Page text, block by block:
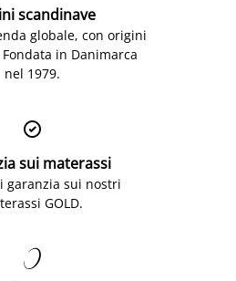
scandinave
globale, con origini
in Danimarca
nel 1979.

sui materassi
garanzia sui nostri
GOLD.
